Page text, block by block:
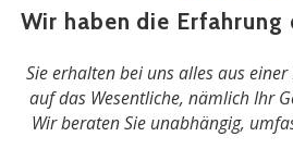
Wir haben die Erfahrung
Sie erhalten bei uns alles aus
auf das Wesentliche, nämlich Ihr
Wir beraten Sie unabhängig,